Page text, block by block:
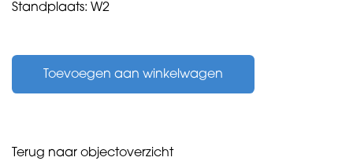
Standplaats: W2
Hans
Shaving
1976
Toevoegen aan winkelwagen
Terug naar objectoverzicht